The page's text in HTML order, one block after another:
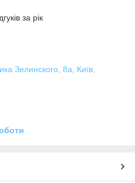
за рік
Зелинского, 8а, Київ,